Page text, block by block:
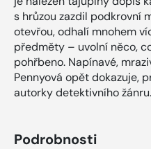
s hrůzou zazdil podkrovní
otevřou, odhalí mnohem
předměty – uvolní něco,
pohřbeno. Napínavé,
Pennyová opět dokazuje,
autorky detektivního žánru.
Podrobnosti